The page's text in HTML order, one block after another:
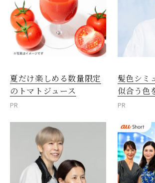
夏だけ楽しめる数量限定
のトマトジュース
PR
髪色シミ
似合う色
PR